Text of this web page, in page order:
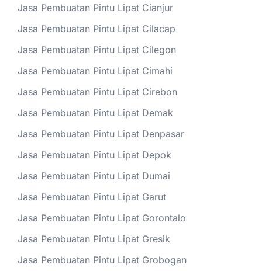
Jasa Pembuatan Pintu Lipat Cianjur
Jasa Pembuatan Pintu Lipat Cilacap
Jasa Pembuatan Pintu Lipat Cilegon
Jasa Pembuatan Pintu Lipat Cimahi
Jasa Pembuatan Pintu Lipat Cirebon
Jasa Pembuatan Pintu Lipat Demak
Jasa Pembuatan Pintu Lipat Denpasar
Jasa Pembuatan Pintu Lipat Depok
Jasa Pembuatan Pintu Lipat Dumai
Jasa Pembuatan Pintu Lipat Garut
Jasa Pembuatan Pintu Lipat Gorontalo
Jasa Pembuatan Pintu Lipat Gresik
Jasa Pembuatan Pintu Lipat Grobogan